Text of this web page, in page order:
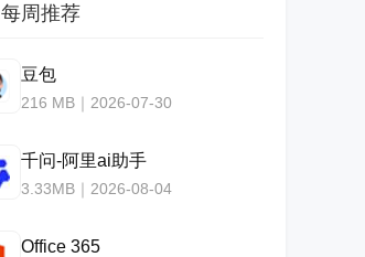
每周推荐
豆包
216 MB｜2026-07-30
千问-阿里ai助手
3.33MB｜2026-08-04
Office 365